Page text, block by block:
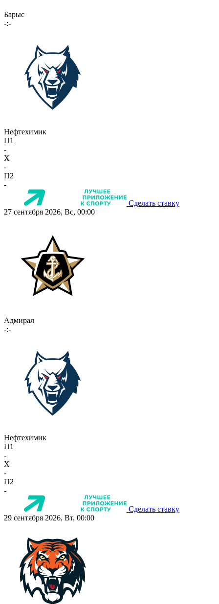
Барыс
-:-
Нефтехимик
П1
-
X
-
П2
-
Сделать ставку
27 сентября 2026, Вс, 00:00
Адмирал
-:-
Нефтехимик
П1
-
X
-
П2
-
Сделать ставку
29 сентября 2026, Вт, 00:00